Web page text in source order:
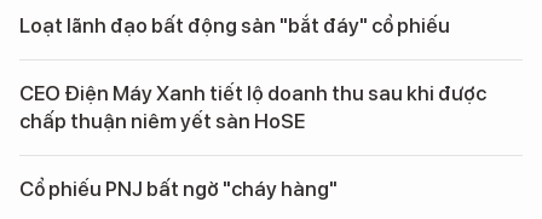
Loạt lãnh đạo bất động sản "bắt đáy" cổ phiếu
CEO Điện Máy Xanh tiết lộ doanh thu sau khi được
chấp thuận niêm yết sàn HoSE
Cổ phiếu PNJ bất ngờ "cháy hàng"